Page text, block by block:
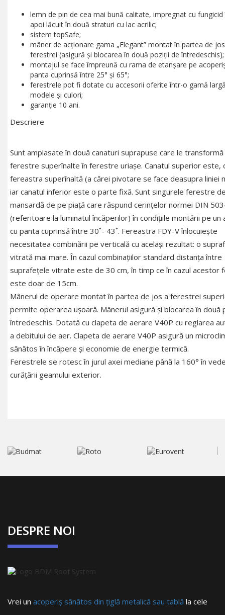
lemn de pin de cea mai bună calitate, impregnat cu fungicid
apoi lăcuit în două straturi cu lac acrilic;
sistem topSafe;
mâner de acţionare gama „Elegant” montat în partea de
ferestrei (asigură şi blocarea în două poziţii de întredeschis);
montajul se face împreună cu rama de etanşare pe
panta cuprinsă între 25° şi 65°;
ferestrele pot fi dotate cu accesorii oferite într-o gamă
modele şi culori;
garanţie 10 ani.
Descriere
Sunt amplasate în două canaturi suprapuse care le transformă
ferestre superînalte în ferestre uriaşe. Canatul superior este,
fereastra superînaltă (a cărei pivotare se face deasupra liniei
iar canatul inferior este o parte fixă. Sunt singurele ferestre
mansardă de pe piaţă care răspund cerinţelor normei DIN
(referitoare la luminatul încăperilor) în condiţiile montării pe un
cu panta cuprinsă între 30˚- 43˚. Fereastra FDY-V înlocuieşte
necesitatea combinării pe verticală cu acelaşi rezultat: o
vitrată mai mare. În cazul combinaţiilor standard distanţa între
suprafeţele vitrate este de 30 cm, în timp ce în cazul acestor
este doar de 15cm.
Mânerul de operare montat în partea de jos a ferestrei
permite operarea uşoară. Mânerul asigură şi blocarea în două
întredeschis. Dotată cu clapeta de aerare V40P cu reglarea
a debitului de aer. Clapeta de aerare V40P asigură un
sănătos în încăpere şi economie de energie termică.
Ferestrele se rotesc în jurul axei mediane până la 160° în
curăţării geamului exterior.
DESPRE NOI
Vrei un acoperiș sănătos din țiglă metalică sau tablă la cele